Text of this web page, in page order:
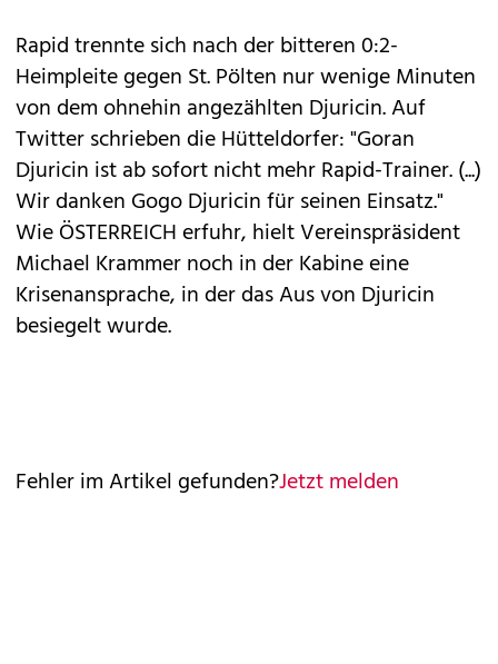
Rapid trennte sich nach der bitteren 0:2-
Heimpleite gegen St. Pölten nur wenige Minuten
von dem ohnehin angezählten Djuricin. Auf
Twitter schrieben die Hütteldorfer: "Goran
Djuricin ist ab sofort nicht mehr Rapid-Trainer. (...)
Wir danken Gogo Djuricin für seinen Einsatz."
Wie ÖSTERREICH erfuhr, hielt Vereinspräsident
Michael Krammer noch in der Kabine eine
Krisenansprache, in der das Aus von Djuricin
besiegelt wurde.
Fehler im Artikel gefunden?Jetzt melden